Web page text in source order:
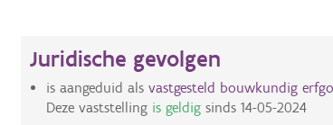
Juridische gevolgen
is aangeduid als vastgesteld bouwkundig
Deze vaststelling is geldigsinds 14-05-2024